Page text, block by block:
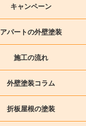
キャンペーン
アパートの外壁塗装
施工の流れ
外壁塗装コラム
折板屋根の塗装